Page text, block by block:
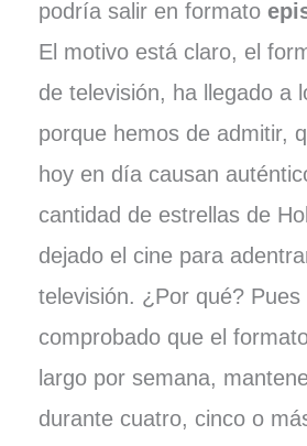
podría salir en formato
El motivo está claro, el
de televisión, ha llegado a
porque hemos de admitir,
hoy en día causan
cantidad de estrellas de
dejado el cine para
televisión. ¿Por qué?
comprobado que el
largo por semana,
durante cuatro, cinco o